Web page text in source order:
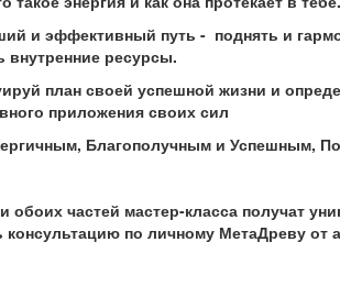
и эффективный путь - поднять и
внутренние ресурсы.
план своей успешной жизни и
приложения своих сил
Благополучным и Успешным,
обоих частей мастер-класса получат
консультацию по личному МетаДреву от